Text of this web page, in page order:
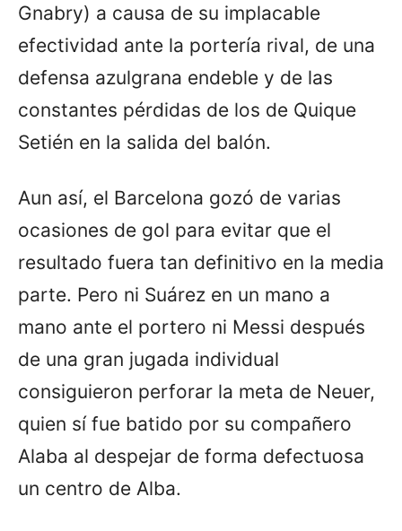
Gnabry) a causa de su implacable
efectividad ante la portería rival, de una
defensa azulgrana endeble y de las
constantes pérdidas de los de Quique
Setién en la salida del balón.
Aun así, el Barcelona gozó de varias
ocasiones de gol para evitar que el
resultado fuera tan definitivo en la media
parte. Pero ni Suárez en un mano a
mano ante el portero ni Messi después
de una gran jugada individual
consiguieron perforar la meta de Neuer,
quien sí fue batido por su compañero
Alaba al despejar de forma defectuosa
un centro de Alba.